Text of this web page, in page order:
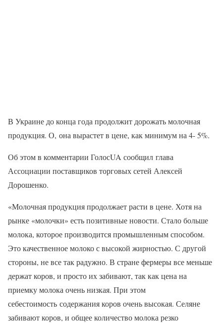
В Украине до конца года продолжит дорожать молочная
продукция. О, она вырастет в цене, как минимум на 4- 5%.
Об этом в комментарии ГолосUA сообщил глава
Ассоциации поставщиков торговых сетей Алексей
Дорошенко.
«Молочная продукция продолжает расти в цене. Хотя на
рынке «молочки» есть позитивные новости. Стало больше
молока, которое производится промышленным способом.
Это качественное молоко с высокой жирностью. С другой
стороны, не все так радужно. В стране фермеры все меньше
держат коров, и просто их забивают, так как цена на
приемку молока очень низкая. При этом
себестоимость содержания коров очень высокая. Селяне
забивают коров, и общее количество молока резко